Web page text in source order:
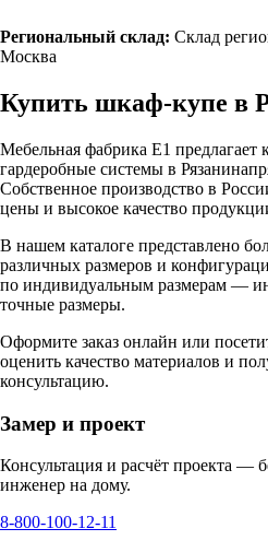
Региональный склад: Склад
Москва
Купить шкаф-купе в
Мебельная фабрика Е1
гардеробные системы в Рязани
Собственное производство в
цены и высокое качество
В нашем каталоге представлено
различных размеров и
по индивидуальным размерам —
точные размеры.
Оформите заказ онлайн или
оценить качество материалов и
консультацию.
Замер и проект
Консультация и расчёт проекта —
инженер на дому.
8-800-100-12-11